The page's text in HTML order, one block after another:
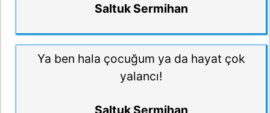
Saltuk Sermihan
Ya ben hala çocuğum ya da hayat çok
yalancı!
Saltuk Sermihan